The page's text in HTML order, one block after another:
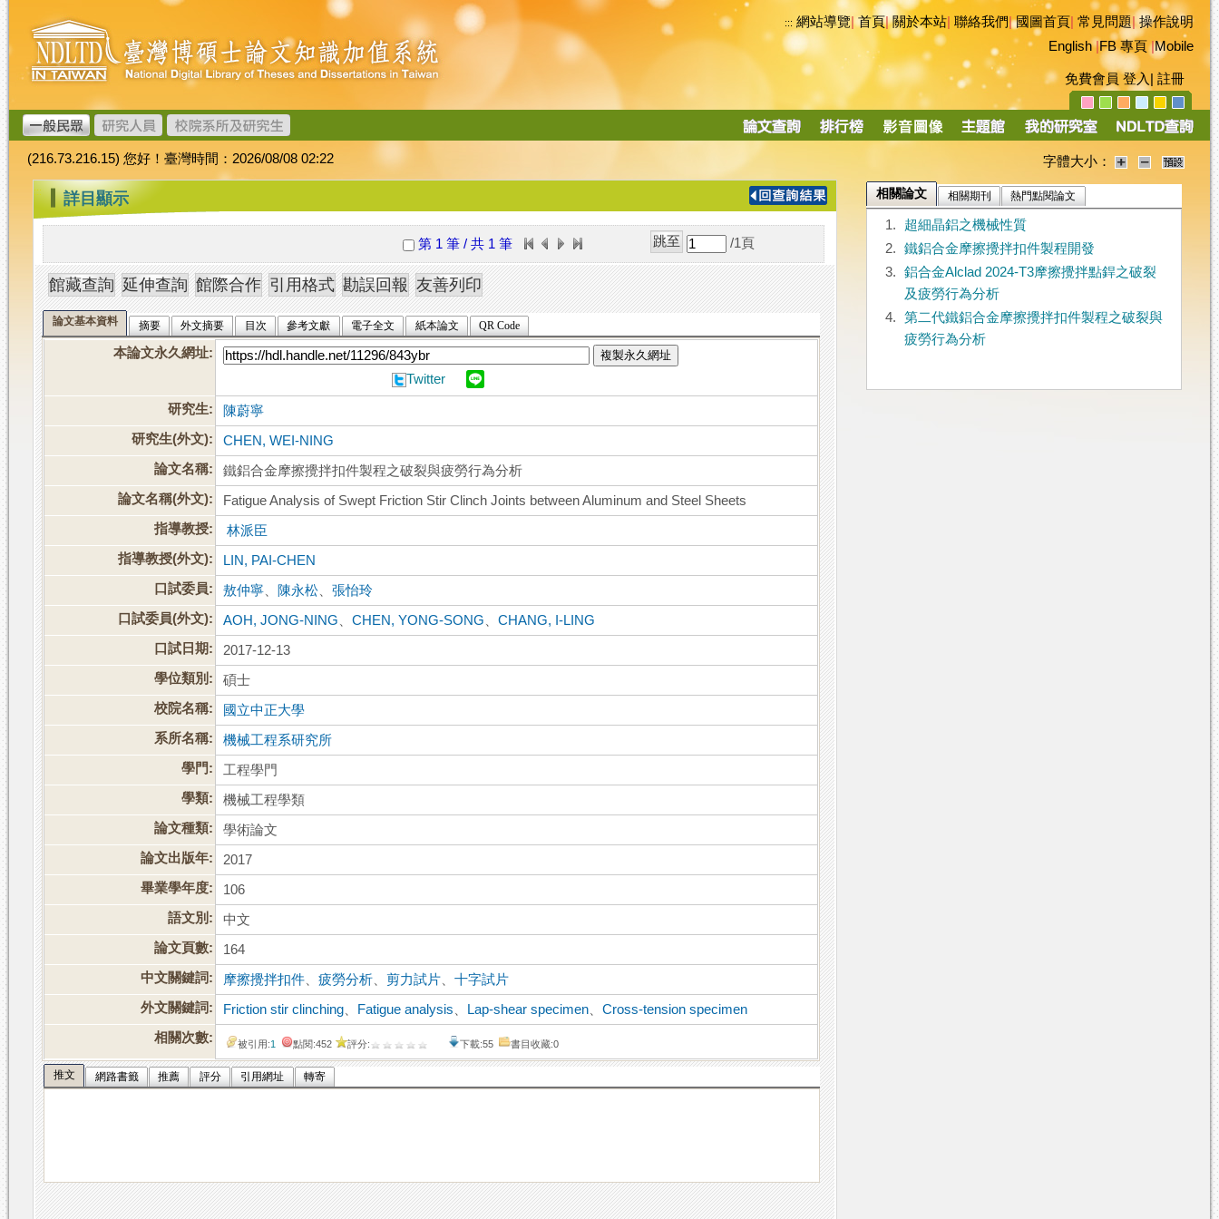
跳
到
主
要
內
容
臺
灣
博
碩
士
論
文
加
值
系
統
::: 網站導覽|首頁|關於本站 聯絡我們|國圖首頁 常見問題|操作說明
English|FB 專頁|Mobile
免費會員 登入 註冊
導
(216.73.216.15) 您好！臺灣時間：2026/08/08 02:22 字體大小：
::: 詳目顯示
第 1 筆 / 共 1 筆 /1 頁
論文基本資料 摘要 外文摘要 目次 參考文獻 電子全文 紙本論文 QR Code
本論文永久網址: 複製永久網址
Twitter
研究生:
陳蔚寧
研究生(外文):
CHEN, WEI-NING
論文名稱:
鐵鋁合金摩擦攪拌扣件製程之破裂與疲勞行為分析
論文名稱(外文):
Fatigue Analysis of Swept Friction Stir Clinch Joints between Aluminum and Steel Sheets
指導教授:
林派臣
指導教授(外文):
LIN, PAI-CHEN
口試委員:
敖仲寧 陳永松 、張怡玲
口試委員(外文):
AOH, JONG-NING 、CHEN, YONG-SONG 、CHANG, I-LING
口試日期:
2017-12-13
學位類別:
碩士
校院名稱:
國立中正大學
系所名稱:
機械工程系研究所
學門:
工程學門
學類:
機械工程學類
論文種類:
學術論文
論文出版年:
2017
畢業學年度:
106
語文別:
中文
論文頁數:
164
中文關鍵詞:
摩擦攪拌扣件 、疲勞分析 、剪力試片 、十字試片
外文關鍵詞:
Friction stir clinching Fatigue analysis Lap-shear specimen 、Cross-tension specimen
相關次數:
被引用:1 點閱:452 評分: 下載:55 書目收藏:0
推文 網路書籤 推薦 評分 引用網址 轉寄
相關論文 相關期刊 熱門點閱論文
1.
超細晶鋁之機械性質
2.
鐵鋁合金摩擦攪拌扣件製程開發
3.
鋁合金Alclad 2024-T3摩擦攪拌點銲之破裂
及疲勞行為分析
4.
第二代鐵鋁合金摩擦攪拌扣件製程之破裂與
疲勞行為分析